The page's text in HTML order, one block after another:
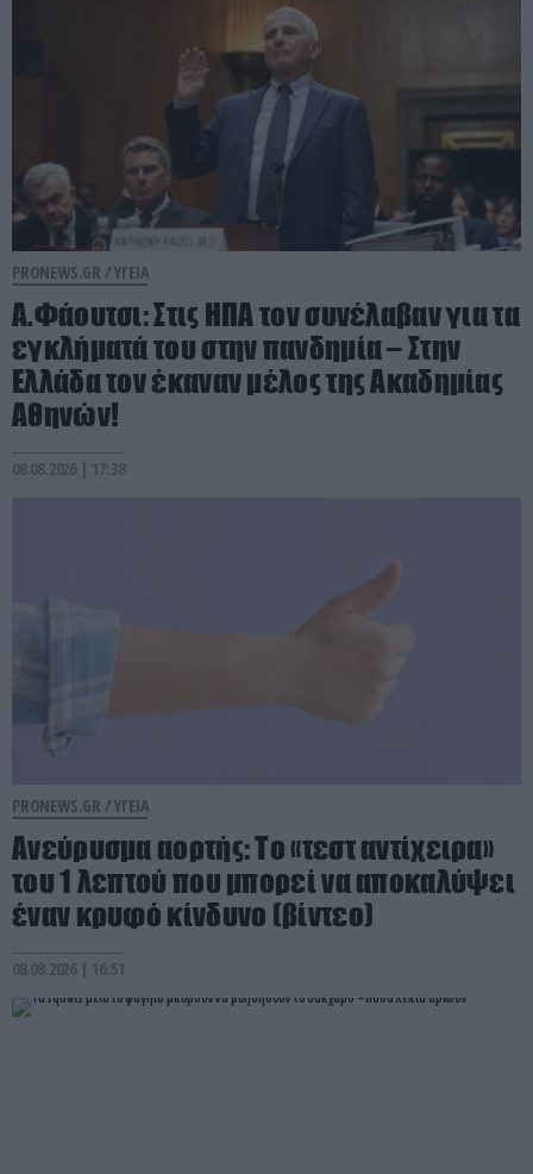
PRONEWS.GR /ΥΓΕΙΑ
Α.Φάουτσι: Στις ΗΠΑ τον συνέλαβαν για τα
εγκλήματά του στην πανδημία – Στην
Ελλάδα τον έκαναν μέλος της Ακαδημίας
Αθηνών!
08.08.2026 | 17:38
PRONEWS.GR /ΥΓΕΙΑ
Ανεύρυσμα αορτής: Το «τεστ αντίχειρα»
του 1 λεπτού που μπορεί να αποκαλύψει
έναν κρυφό κίνδυνο (βίντεο)
08.08.2026 | 16:51